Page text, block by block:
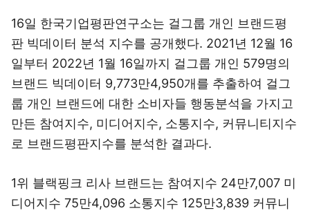
16일 한국기업평판연구소는 걸그룹 개인 브랜드평
판 빅데이터 분석 지수를 공개했다. 2021년 12월 16
일부터 2022년 1월 16일까지 걸그룹 개인 579명의
브랜드 빅데이터 9,773만4,950개를 추출하여 걸그
룹 개인 브랜드에 대한 소비자들 행동분석을 가지고
만든 참여지수, 미디어지수, 소통지수, 커뮤니티지수
로 브랜드평판지수를 분석한 결과다.
1위 블랙핑크 리사 브랜드는 참여지수 24만7,007 미
디어지수 75만4,096 소통지수 125만3,839 커뮤니